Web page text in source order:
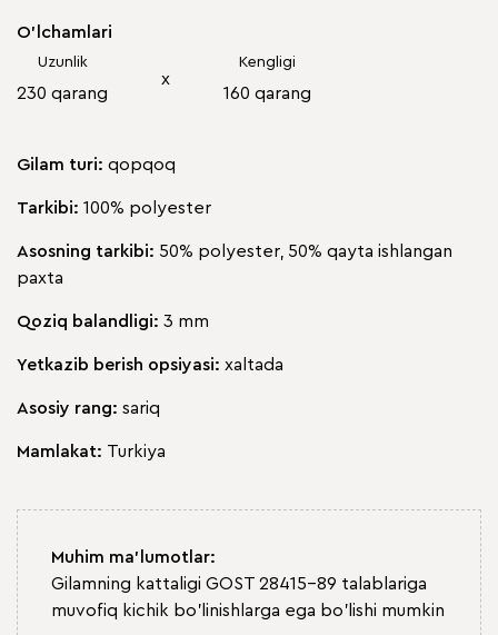
O'lchamlari
Uzunlik
230 qarang
х
Kengligi
160 qarang
Gilam turi: qopqoq
Tarkibi: 100% polyester
Asosning tarkibi: 50% polyester, 50% qayta ishlangan
paxta
Qoziq balandligi: 3 mm
Yetkazib berish opsiyasi: xaltada
Asosiy rang: sariq
Mamlakat: Turkiya
Muhim ma'lumotlar:
Gilamning kattaligi GOST 28415-89 talablariga
muvofiq kichik bo'linishlarga ega bo'lishi mumkin